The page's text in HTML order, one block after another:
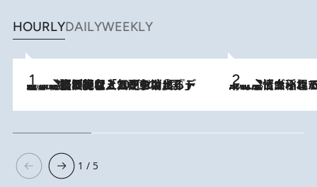
HOURLYDAILYWEEKLY
2026.8.5
【なぜ吉沢亮は「気配を消せる」のか？】興行収入208億の『国宝』を経て挑むミュージカル『ディア・エヴァン・ハンセン』。トップ俳優が舞台上でさらけ出した“孤独”とは 2026.8.5
下町風情あふれる台北屈指の人気エリア・大稲埕でセンスのいい台湾土産《ヴ
1 / 5